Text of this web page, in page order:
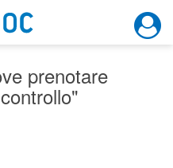
×
×
prenotare